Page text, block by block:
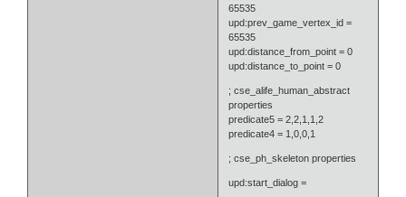
65535
upd:prev_game_vertex_id =
65535
upd:distance_from_point = 0
upd:distance_to_point = 0
; cse_alife_human_abstract
properties
predicate5 = 2,2,1,1,2
predicate4 = 1,0,0,1
; cse_ph_skeleton properties
upd:start_dialog =